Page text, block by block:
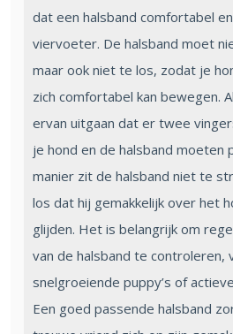
dat een halsband comfortabel
viervoeter. De halsband moet
maar ook niet te los, zodat je
zich comfortabel kan bewegen.
ervan uitgaan dat er twee
je hond en de halsband moeten
manier zit de halsband niet te
los dat hij gemakkelijk over het
glijden. Het is belangrijk om
van de halsband te controleren,
snelgroeiende puppy’s of
Een goed passende halsband